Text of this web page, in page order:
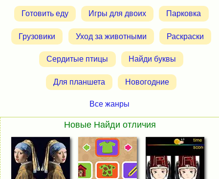
Готовить еду Игры для двоих Парковка
Грузовики Уход за животными Раскраски
Сердитые птицы Найди буквы
Для планшета Новогодние
Все жанры
Новые Найди отличия